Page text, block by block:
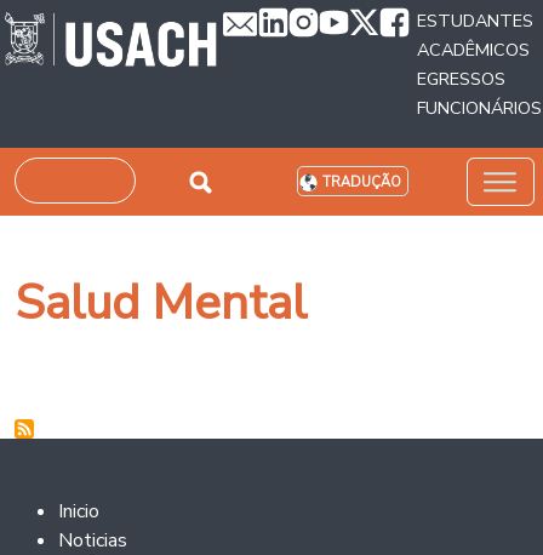
Passar para o conteúdo principal
ESTUDANTES
ACADÊMICOS
EGRESSOS
FUNCIONÁRIOS
Pesquisar TRADUÇÃO
Salud Mental
Footer 2
Inicio
Noticias